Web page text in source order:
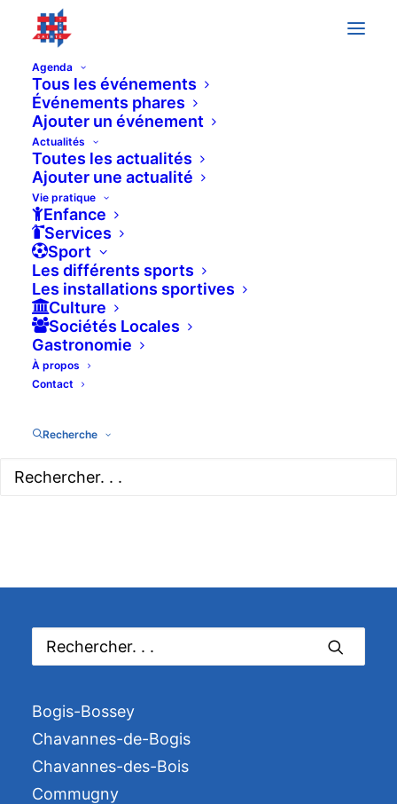
Agenda
Tous les événements
Événements phares
Ajouter un événement
Actualités
Toutes les actualités
Ajouter une actualité
Vie pratique
Enfance
Services
Sport
Les différents sports
Les installations sportives
Culture
Sociétés Locales
Gastronomie
À propos
Contact
Recherche
PreviousÉvénements
Bogis-Bossey
Chavannes-de-Bogis
Chavannes-des-Bois
Commugny